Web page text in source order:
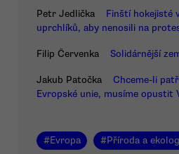
Petr Jedlička
Finští hokejisté
uprchlíků, aby nenosili na
Filip Červenka Solidárnější
Jakub Patočka
Chceme-li
Evropské unie, musíme opustit
#Evropa #Příroda a